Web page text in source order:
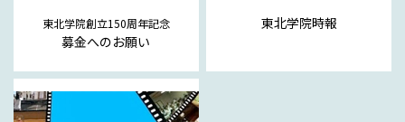
東北学院創立150周年記念
募金へのお願い
東北学院時報